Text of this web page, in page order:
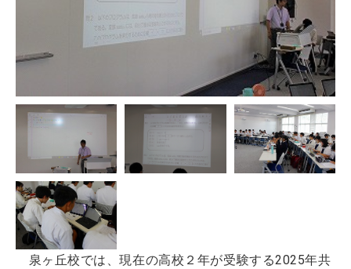
泉ヶ丘校では、現在の高校２年が受験する2025年共